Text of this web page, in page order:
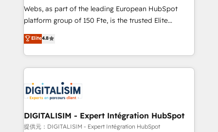
HubSpot pros 📊 Lead generation services using
HubSpot Why us? - SIX HubSpot Accreditations -
CRM, Solutions Architecture, Onboarding , Data
Migration, Custom Integration & Platform
team of 25+ experts Contact us today to help you
get more from your investment in HubSpot.
Webs, as part of the leading European HubSpot
platform group of 150 Fte, is the trusted Elite
HubSpot CRM Partner offering you a roadmap on
maximizing EBITDA and achieving Commercial
Excellence. With our targeted processes, we
strengthen your digital transformation and minimize
Implementation partner, we provide expertise to
drive your business forward. Since 2015 we are fully
dedicated to HubSpot and with an experienced
team (50+), we work with reputable companies in
Elite4.8
DIGITALISIM - Expert Intégration HubSpot
提供元：DIGITALISIM - Expert Intégration HubSpot